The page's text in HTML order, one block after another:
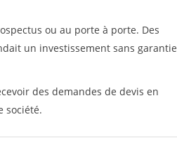
ou au porte à porte. Des
un investissement sans garantie
des demandes de devis en
société.